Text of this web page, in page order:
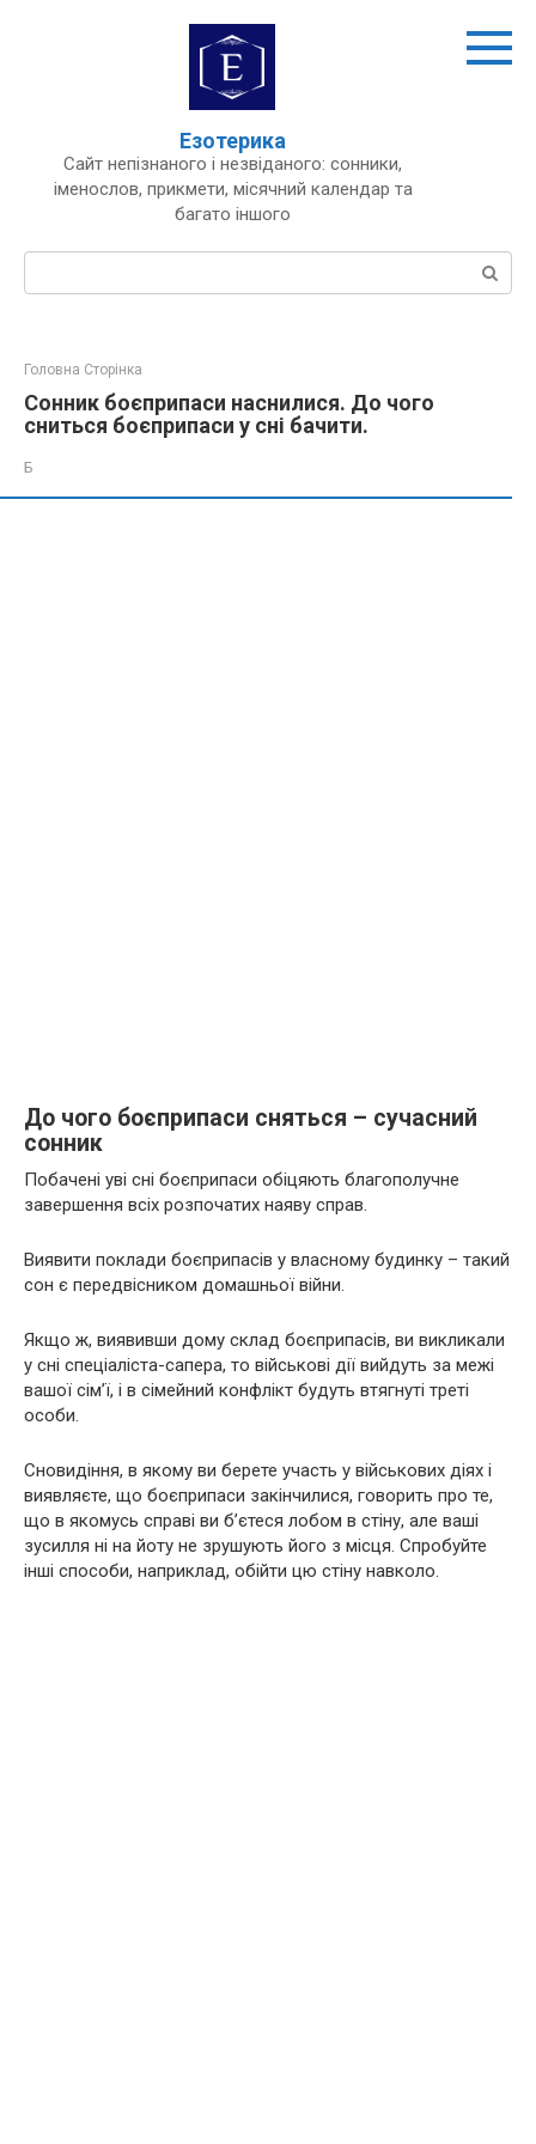
Езотерика
Сайт непізнаного і незвіданого: сонники,
іменослов, прикмети, місячний календар та
багато іншого
Пошук:
Головна Сторінка
Сонник боєприпаси наснилися. До чого
сниться боєприпаси у сні бачити.
Б
До чого боєприпаси сняться – сучасний
сонник
Побачені уві сні боєприпаси обіцяють благополучне
завершення всіх розпочатих наяву справ.
Виявити поклади боєприпасів у власному будинку – такий
сон є передвісником домашньої війни.
Якщо ж, виявивши дому склад боєприпасів, ви викликали
у сні спеціаліста-сапера, то військові дії вийдуть за межі
вашої сім’ї, і в сімейний конфлікт будуть втягнуті треті
особи.
Сновидіння, в якому ви берете участь у військових діях і
виявляєте, що боєприпаси закінчилися, говорить про те,
що в якомусь справі ви б’єтеся лобом в стіну, але ваші
зусилля ні на йоту не зрушують його з місця. Спробуйте
інші способи, наприклад, обійти цю стіну навколо.